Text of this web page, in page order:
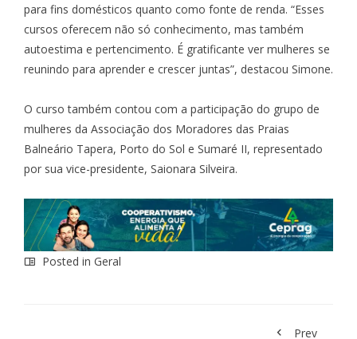
para fins domésticos quanto como fonte de renda. “Esses
cursos oferecem não só conhecimento, mas também
autoestima e pertencimento. É gratificante ver mulheres se
reunindo para aprender e crescer juntas”, destacou Simone.
O curso também contou com a participação do grupo de
mulheres da Associação dos Moradores das Praias
Balneário Tapera, Porto do Sol e Sumaré II, representado
por sua vice-presidente, Saionara Silveira.
Posted in Geral
Prev